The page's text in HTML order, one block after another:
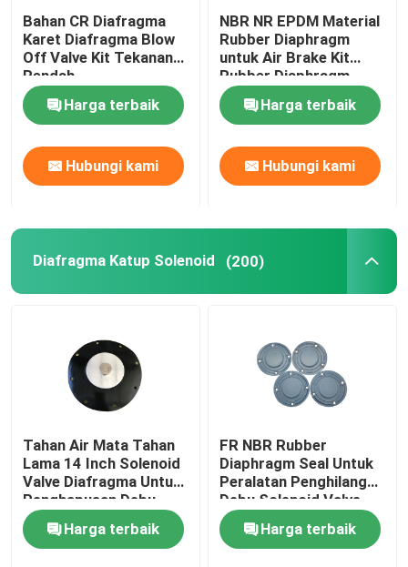
Katup Pulsa Industri
Bahan CR Diafragma
Karet Diafragma Blow
Off Valve Kit Tekanan
Rendah
Harga terbaik
Hubungi kami
NBR NR EPDM Material
Rubber Diaphragm
untuk Air Brake Kit
Rubber Diaphragm
Harga terbaik
Hubungi kami
Diafragma Katup Solenoid (200)
Tahan Air Mata Tahan
Lama 14 Inch Solenoid
Valve Diafragma Untuk
Penghapusan Debu
Pembangkit Listrik
Harga terbaik
FR NBR Rubber
Diaphragm Seal Untuk
Peralatan Penghilang
Debu Solenoid Valve
Diaphragm
Harga terbaik